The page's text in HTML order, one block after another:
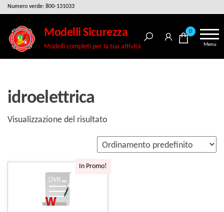
Salta
vai
contenuto
Numero verde: 800-131033
Modelli Sicurezza
Modelli completi per la tua attività
0
Menu
idroelettrica
Visualizzazione del risultato
In Promo!